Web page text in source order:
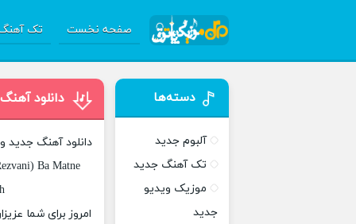
صفحه نخست تک
دانلود آهنگ امین تی2ان تی و
دانلود آهنگ جدید
Ba Matne
دسته‌ها
آلبوم جدید
تک آهنگ جدید
موزیک ویدیو
جدید